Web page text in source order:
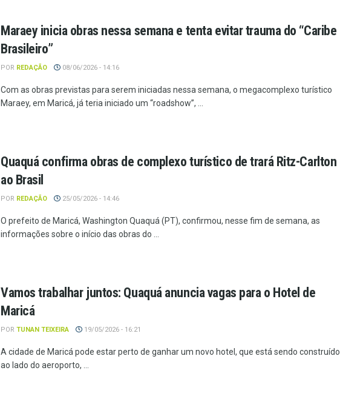
Maraey inicia obras nessa semana e tenta evitar trauma do “Caribe
Brasileiro”
POR REDAÇÃO 08/06/2026 - 14:16
Com as obras previstas para serem iniciadas nessa semana, o megacomplexo turístico
Maraey, em Maricá, já teria iniciado um “roadshow”, ...
Quaquá confirma obras de complexo turístico de trará Ritz-Carlton
ao Brasil
POR REDAÇÃO 25/05/2026 - 14:46
O prefeito de Maricá, Washington Quaquá (PT), confirmou, nesse fim de semana, as
informações sobre o início das obras do ...
Vamos trabalhar juntos: Quaquá anuncia vagas para o Hotel de
Maricá
POR TUNAN TEIXEIRA 19/05/2026 - 16:21
A cidade de Maricá pode estar perto de ganhar um novo hotel, que está sendo construído
ao lado do aeroporto, ...